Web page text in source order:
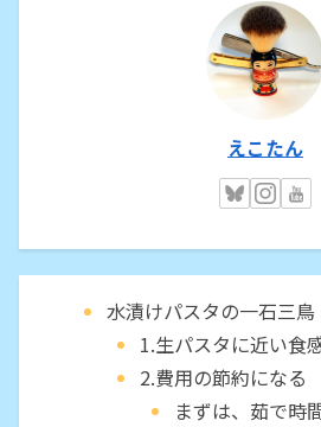
えこたん
水漬けパスタの一石三鳥
1.生パスタに近い食
2.費用の節約になる
まずは、茹で時